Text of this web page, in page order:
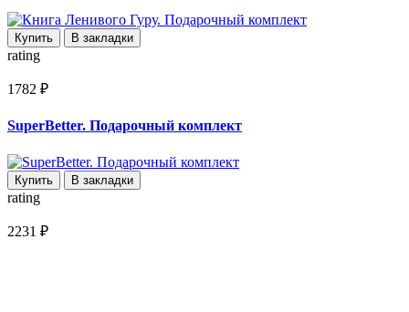
Купить В закладки
rating
1782 ₽
SuperBetter. Подарочный комплект
Купить В закладки
rating
2231 ₽